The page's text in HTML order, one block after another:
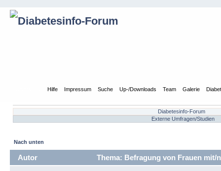
Hilfe Impressum Suche Up-/Downloads Team Galerie
Diabetesinfo-Forum
Externe Umfragen/Studien
Nach unten
Autor Thema: Befragung von Frauen mit/